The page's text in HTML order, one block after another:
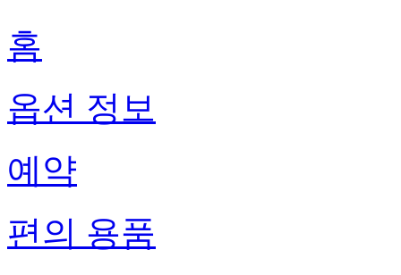
홈
옵션 정보
예약
편의 용품